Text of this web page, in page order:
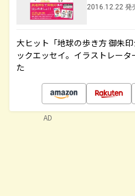
2016.12.22 発
大ヒット「地球の歩き方 御朱
ックエッセイ。イラストレー
た
AD